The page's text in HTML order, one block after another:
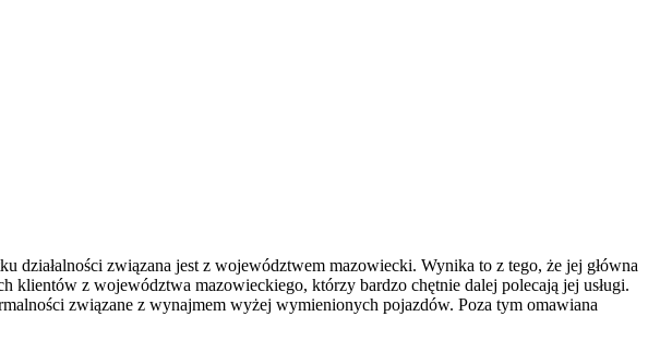
związana jest z województwem mazowiecki. Wynika to z tego, że jej główna
klientów z województwa mazowieckiego, którzy bardzo chętnie dalej polecają jej usługi.
związane z wynajmem wyżej wymienionych pojazdów. Poza tym omawiana